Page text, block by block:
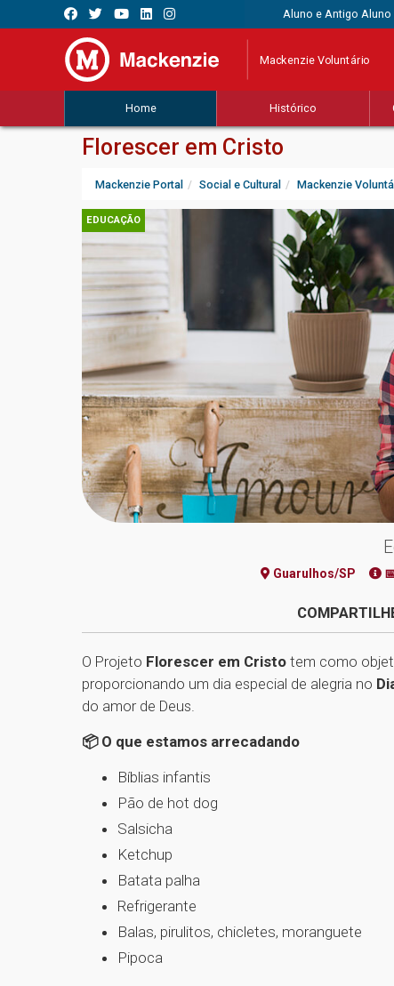
Aluno e Antigo Aluno
Mackenzie Voluntário
Home Histórico
Florescer em Cristo
Mackenzie Portal Social e Cultural Mackenzie
EDUCAÇÃO
Guarulhos/SP
O Projeto Florescer em Cristo tem como
proporcionando um dia especial de alegria no
do amor de Deus.
📦 O que estamos arrecadando
Bíblias infantis
Pão de hot dog
Salsicha
Ketchup
Batata palha
Refrigerante
Balas, pirulitos, chicletes, moranguete
Pipoca